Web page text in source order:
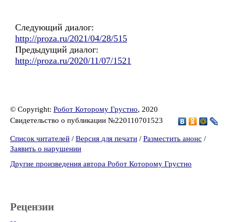
Следующий диалог:
http://proza.ru/2021/04/28/515
Предыдущий диалог:
http://proza.ru/2020/11/07/1521
© Copyright: Робот Которому Грустно, 2020
Свидетельство о публикации №220110701523
Список читателей / Версия для печати / Разместить анонс /
Заявить о нарушении
Другие произведения автора Робот Которому Грустно
Рецензии